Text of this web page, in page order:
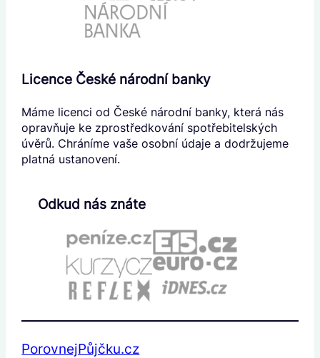
Licence České národní banky
Máme licenci od České národní banky, která nás
opravňuje ke zprostředkování spotřebitelských
úvěrů. Chráníme vaše osobní údaje a dodržujeme
platná ustanovení.
Odkud nás znáte
PorovnejPůjčku.cz